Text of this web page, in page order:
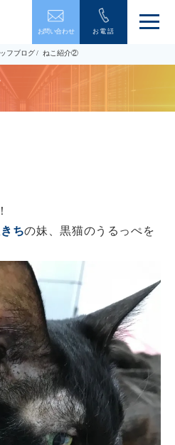
お問い合わせ お電話
メ
ー
閉
フブログ ねこ紹介②
ちの妹、黒猫のうるっぺを